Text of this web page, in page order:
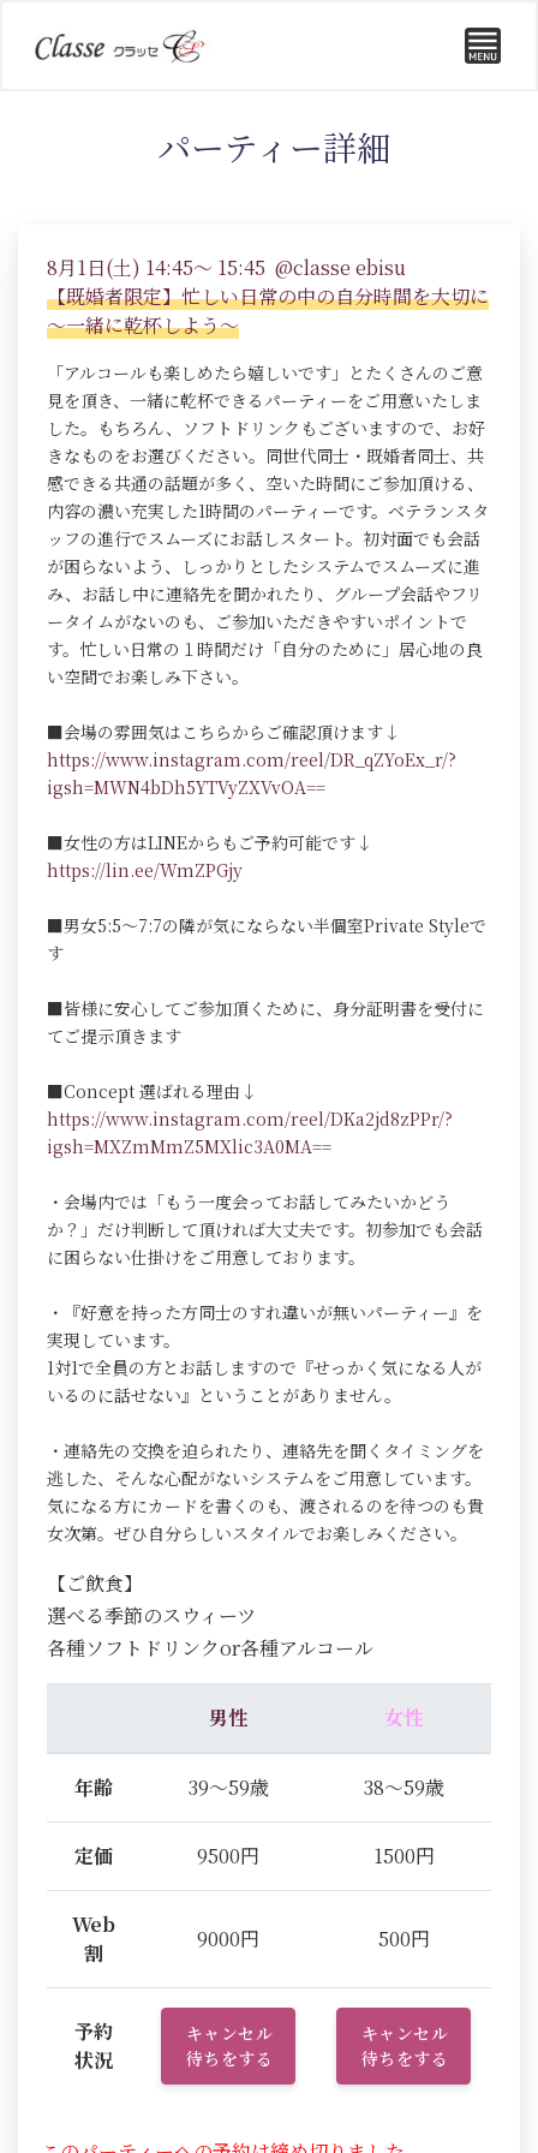
パーティー詳細
8月1日(土) 14:45～ 15:45 @classe ebisu
【既婚者限定】忙しい日常の中の自分時間を大切に
～一緒に乾杯しよう～
「アルコールも楽しめたら嬉しいです」とたくさんのご意
見を頂き、一緒に乾杯できるパーティーをご用意いたしま
した。もちろん、ソフトドリンクもございますので、お好
きなものをお選びください。同世代同士・既婚者同士、共
感できる共通の話題が多く、空いた時間にご参加頂ける、
内容の濃い充実した1時間のパーティーです。ベテランスタ
ッフの進行でスムーズにお話しスタート。初対面でも会話
が困らないよう、しっかりとしたシステムでスムーズに進
み、お話し中に連絡先を聞かれたり、グループ会話やフリ
ータイムがないのも、ご参加いただきやすいポイントで
す。忙しい日常の１時間だけ「自分のために」居心地の良
い空間でお楽しみ下さい。
■会場の雰囲気はこちらからご確認頂けます↓
https://www.instagram.com/reel/DR_qZYoEx_r/?
igsh=MWN4bDh5YTVyZXVvOA==
■女性の方はLINEからもご予約可能です↓
https://lin.ee/WmZPGjy
■男女5:5～7:7の隣が気にならない半個室Private Styleで
す
■皆様に安心してご参加頂くために、身分証明書を受付に
てご提示頂きます
■Concept 選ばれる理由↓
https://www.instagram.com/reel/DKa2jd8zPPr/?
igsh=MXZmMmZ5MXlic3A0MA==
・会場内では「もう一度会ってお話してみたいかどう
か？」だけ判断して頂ければ大丈夫です。初参加でも会話
に困らない仕掛けをご用意しております。
・『好意を持った方同士のすれ違いが無いパーティー』を
実現しています。
1対1で全員の方とお話しますので『せっかく気になる人が
いるのに話せない』ということがありません。
・連絡先の交換を迫られたり、連絡先を聞くタイミングを
逃した、そんな心配がないシステムをご用意しています。
気になる方にカードを書くのも、渡されるのを待つのも貴
女次第。ぜひ自分らしいスタイルでお楽しみください。
【ご飲食】
選べる季節のスウィーツ
各種ソフトドリンクor各種アルコール
男性 女性
年齢 39～59歳 38～59歳
定価 9500円 1500円
Web
割
9000円 500円
予約
状況
キャンセル
待ちをする
キャンセル
待ちをする